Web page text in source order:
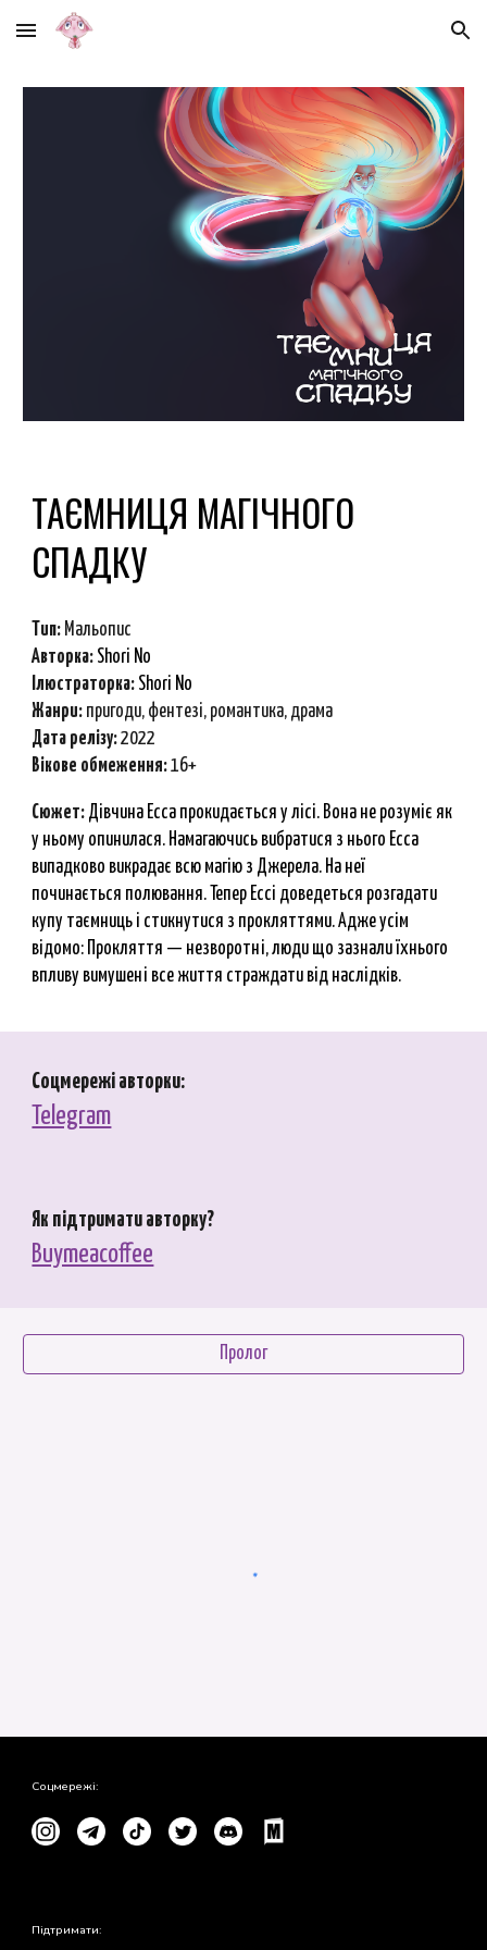
Skip to main content Skip to navigation
ТАЄМНИЦЯ МАГІЧНОГО
СПАДКУ
Тип: М альопис
Авторка: Shori No
Ілюстраторка: Shori No
Жанри: пригоди, фентезі, романтика, драма
Дата релізу:2022
Вікове обмеження:16+
Сюжет: Дівчина Есса прокидається у лісі. Вона не розуміє як
у ньому опинилася. Намагаючись вибратися з нього Есса
випадково викрадає всю магію з Джерела. На неї
починається полювання. Тепер Ессі доведеться розгадати
купу таємниць і стикнутися з прокляттями. Адже усім
відомо: Прокляття — незворотні, люди що зазнали їхнього
впливу вимушені все життя страждати від наслідків.
Соцмережі авторки:
Telegram
Як підтримати авторку?
Buymeacoffee
Пролог
Соцмережі:
Підтримати: